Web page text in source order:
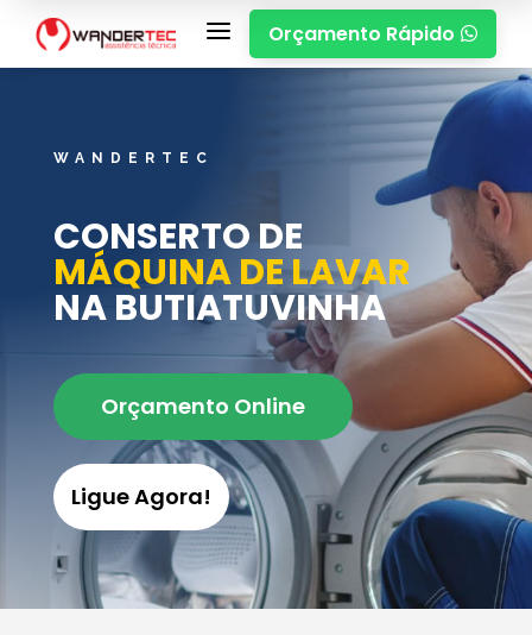
a Orçamento Rápido 
WANDERTEC
CONSERTO DE
MÁQUINA DE LAVAR
NA BUTIATUVINHA
Orçamento Online
Ligue Agora!